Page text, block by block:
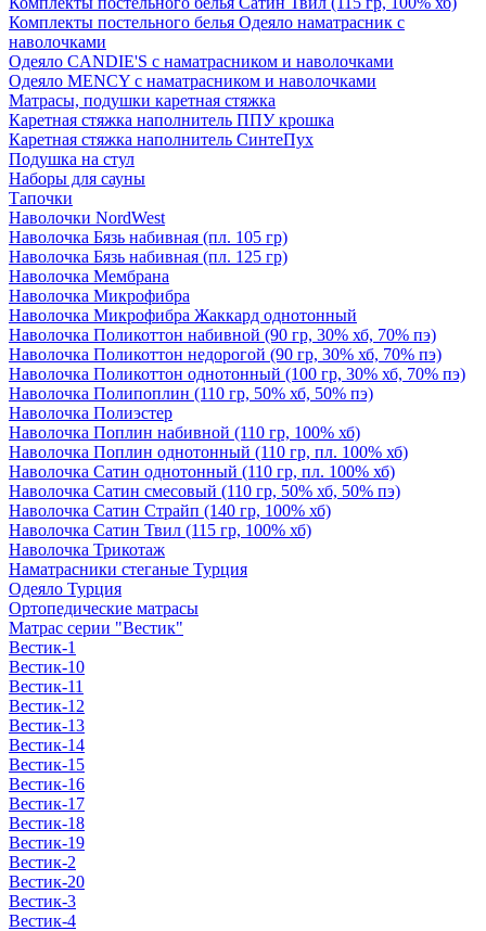
Комплекты постельного белья Одеяло наматрасник с
наволочками
Одеяло CANDIE'S с наматрасником и наволочками
Одеяло MENCY с наматрасником и наволочками
Матрасы, подушки каретная стяжка
Каретная стяжка наполнитель ППУ крошка
Каретная стяжка наполнитель СинтеПух
Подушка на стул
Наборы для сауны
Тапочки
Наволочки NordWest
Наволочка Бязь набивная (пл. 105 гр)
Наволочка Бязь набивная (пл. 125 гр)
Наволочка Мембрана
Наволочка Микрофибра
Наволочка Микрофибра Жаккард однотонный
Наволочка Поликоттон набивной (90 гр, 30% хб, 70% пэ)
Наволочка Поликоттон недорогой (90 гр, 30% хб, 70% пэ)
Наволочка Поликоттон однотонный (100 гр, 30% хб, 70% пэ)
Наволочка Полипоплин (110 гр, 50% хб, 50% пэ)
Наволочка Полиэстер
Наволочка Поплин набивной (110 гр, 100% хб)
Наволочка Поплин однотонный (110 гр, пл. 100% хб)
Наволочка Сатин однотонный (110 гр, пл. 100% хб)
Наволочка Сатин смесовый (110 гр, 50% хб, 50% пэ)
Наволочка Сатин Страйп (140 гр, 100% хб)
Наволочка Сатин Твил (115 гр, 100% хб)
Наволочка Трикотаж
Наматрасники стеганые Турция
Одеяло Турция
Ортопедические матрасы
Матрас серии "Вестик"
Вестик-1
Вестик-10
Вестик-11
Вестик-12
Вестик-13
Вестик-14
Вестик-15
Вестик-16
Вестик-17
Вестик-18
Вестик-19
Вестик-2
Вестик-20
Вестик-3
Вестик-4